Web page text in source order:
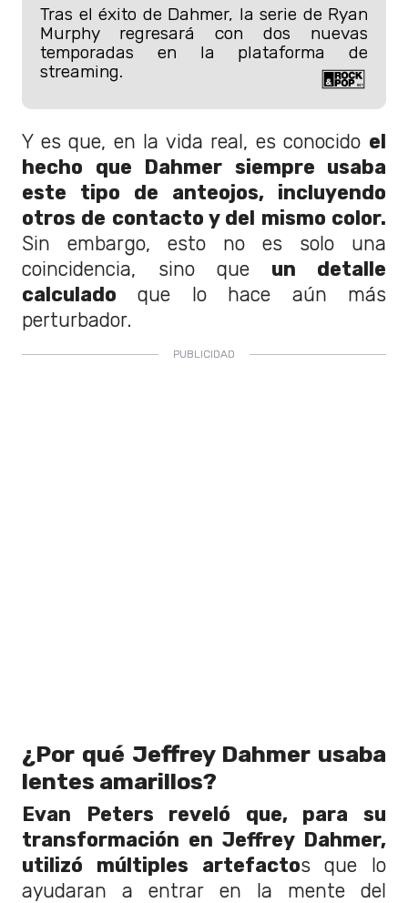
Tras el éxito de Dahmer, la serie de Ryan
Murphy regresará con dos nuevas
temporadas en la plataforma de
streaming.
Y es que, en la vida real, es conocido el
hecho que Dahmer siempre usaba
este tipo de anteojos, incluyendo
otros de contacto y del mismo color.
Sin embargo, esto no es solo una
coincidencia, sino que un detalle
calculado que lo hace aún más
perturbador.
¿Por qué Jeffrey Dahmer usaba
lentes amarillos?
Evan Peters reveló que, para su
transformación en Jeffrey Dahmer,
utilizó múltiples artefactos que lo
ayudaran a entrar en la mente del